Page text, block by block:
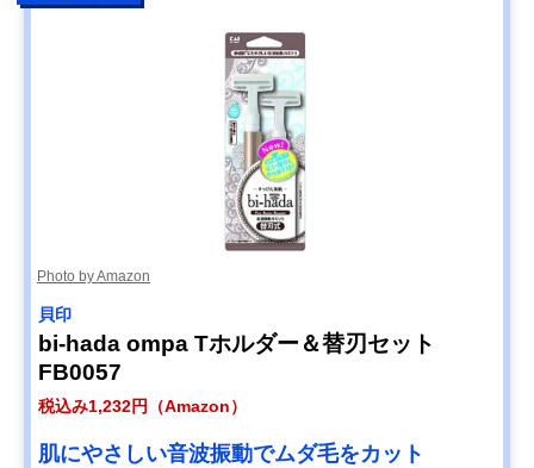
Photo by Amazon
貝印
bi-hada ompa Tホルダー＆替刃セット
FB0057
税込み1,232円（Amazon）
肌にやさしい音波振動でムダ毛をカット